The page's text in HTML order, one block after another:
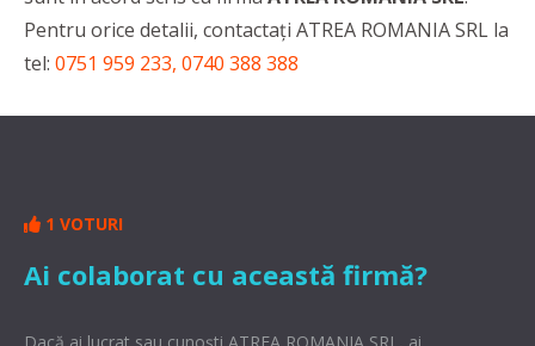
Pentru orice detalii, contactaţi ATREA ROMANIA SRL la
tel: 0751 959 233, 0740 388 388
1 VOTURI
Ai colaborat cu această firmă?